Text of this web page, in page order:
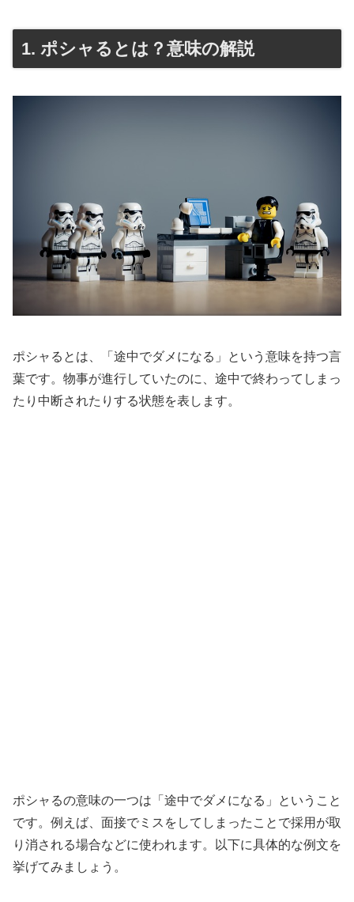
1. ポシャるとは？意味の解説
ポシャるとは、「途中でダメになる」という意味を持つ言
葉です。物事が進行していたのに、途中で終わってしまっ
たり中断されたりする状態を表します。
ポシャるの意味の一つは「途中でダメになる」ということ
です。例えば、面接でミスをしてしまったことで採用が取
り消される場合などに使われます。以下に具体的な例文を
挙げてみましょう。